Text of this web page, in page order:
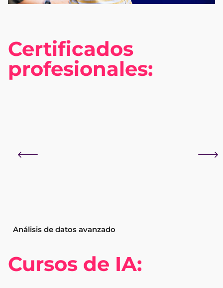
Certificados
profesionales:
Análisis de datos avanzado
Cursos de IA: